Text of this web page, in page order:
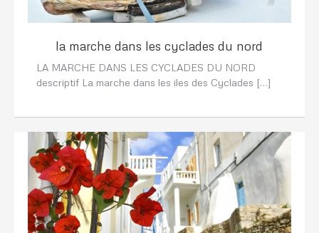
la marche dans les cyclades du nord
LA MARCHE DANS LES CYCLADES DU NORD
descriptif La marche dans les iles des Cyclades […]